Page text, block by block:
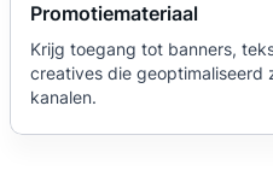
Promotiemateriaal
Krijg toegang tot banners,
creatives die geoptimaliseerd
kanalen.